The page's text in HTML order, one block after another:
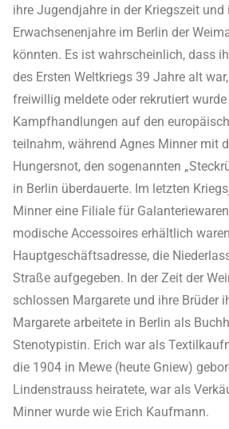
ihre Jugendjahre in der Kriegszeit und
Erwachsenenjahre im Berlin der
könnten. Es ist wahrscheinlich, dass
des Ersten Weltkriegs 39 Jahre alt
freiwillig meldete oder rekrutiert
Kampfhandlungen auf den
teilnahm, während Agnes Minner mit
Hungersnot, den sogenannten
in Berlin überdauerte. Im letzten
Minner eine Filiale für
modische Accessoires erhältlich
Hauptgeschäftsadresse, die
Straße aufgegeben. In der Zeit der
schlossen Margarete und ihre Brüder
Margarete arbeitete in Berlin als
Stenotypistin. Erich war als
die 1904 in Mewe (heute Gniew)
Lindenstrauss heiratete, war als
Minner wurde wie Erich Kaufmann.